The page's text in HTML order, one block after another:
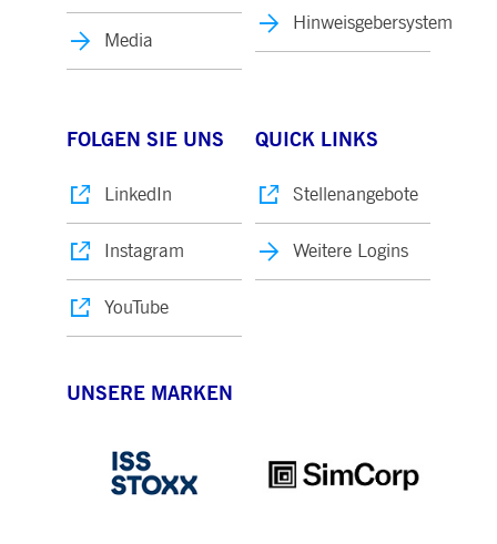
Media
Hinweisgebersystem
FOLGEN SIE UNS
LinkedIn
Instagram
YouTube
QUICK LINKS
Stellenangebote
Weitere Logins
UNSERE MARKEN